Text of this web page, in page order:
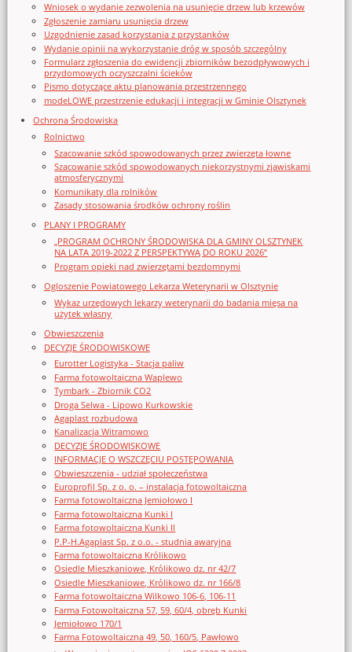
Wniosek o wydanie zezwolenia na usunięcie drzew lub krzewów
Zgłoszenie zamiaru usunięcia drzew
Uzgodnienie zasad korzystania z przystanków
Wydanie opinii na wykorzystanie dróg w sposób szczególny
Formularz zgłoszenia do ewidencji zbiorników bezodpływowych i
przydomowych oczyszczalni ścieków
Pismo dotyczące aktu planowania przestrzennego
modeLOWE przestrzenie edukacji i integracji w Gminie Olsztynek
Ochrona Środowiska
Rolnictwo
Szacowanie szkód spowodowanych przez zwierzęta łowne
Szacowanie szkód spowodowanych niekorzystnymi zjawiskami
atmosferycznymi
Komunikaty dla rolników
Zasady stosowania środków ochrony roślin
PLANY I PROGRAMY
„PROGRAM OCHRONY ŚRODOWISKA DLA GMINY OLSZTYNEK
NA LATA 2019-2022 Z PERSPEKTYWĄ DO ROKU 2026”
Program opieki nad zwierzętami bezdomnymi
Ogloszenie Powiatowego Lekarza Weterynarii w Olsztynie
Wykaz urzędowych lekarzy weterynarii do badania mięsa na
użytek własny
Obwieszczenia
DECYZJE ŚRODOWISKOWE
Eurotter Logistyka - Stacja paliw
Farma fotowoltaiczna Waplewo
Tymbark - Zbiornik CO2
Droga Selwa - Lipowo Kurkowskie
Agaplast rozbudowa
Kanalizacja Witramowo
DECYZJE ŚRODOWISKOWE
INFORMACJE O WSZCZĘCIU POSTĘPOWANIA
Obwieszczenia - udział społeczeństwa
Europrofil Sp. z o. o. – instalacja fotowoltaiczna
Farma fotowoltaiczna Jemiołowo I
Farma fotowoltaiczna Kunki I
Farma fotowoltaiczna Kunki II
P.P-H.Agaplast Sp. z o.o. - studnia awaryjna
Farma fotowoltaiczna Królikowo
Osiedle Mieszkaniowe, Królikowo dz. nr 42/7
Osiedle Mieszkaniowe, Królikowo dz. nr 166/8
Farma fotowoltaiczna Wilkowo 106-6, 106-11
Farma Fotowoltaiczna 57, 59, 60/4, obręb Kunki
Jemiołowo 170/1
Farma Fotowoltaiczna 49, 50, 160/5, Pawłowo